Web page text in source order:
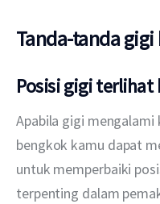
Tanda-tanda
Posisi gigi
Apabila gigi
bengkok kamu dapat
untuk memperbaiki
terpenting dalam